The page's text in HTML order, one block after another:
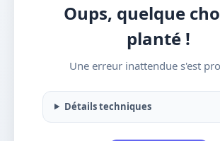
Oups, quelque
planté !
Une erreur inattendue s'est
Détails techniques